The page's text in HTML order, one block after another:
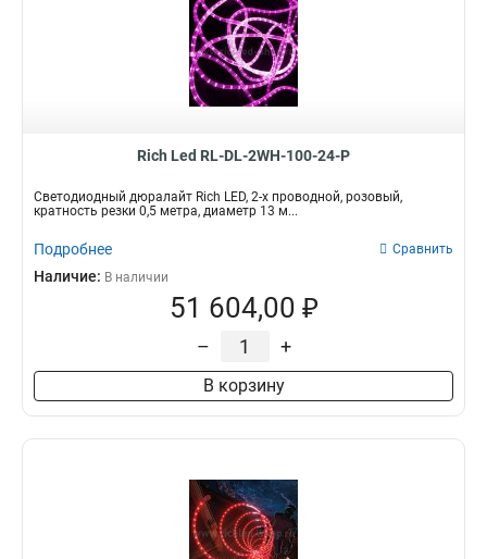
Rich Led RL-DL-2WH-100-24-P
Светодиодный дюралайт Rich LED, 2-х проводной, розовый,
кратность резки 0,5 метра, диаметр 13 м...
Подробнее Сравнить
Наличие: В наличии
51 604,00 ₽
– +
В корзину